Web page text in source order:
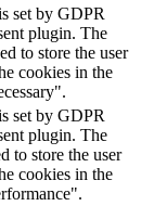
set by GDPR
plugin. The
to store the user
cookies in the
set by GDPR
plugin. The
to store the user
cookies in the